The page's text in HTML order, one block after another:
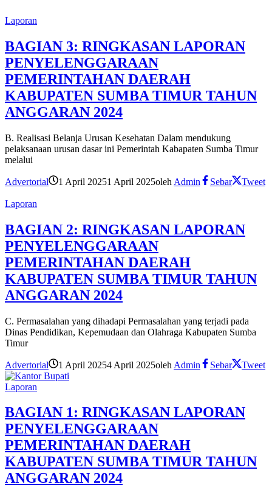
Laporan
BAGIAN 3: RINGKASAN LAPORAN
PENYELENGGARAAN
PEMERINTAHAN DAERAH
KABUPATEN SUMBA TIMUR TAHUN
ANGGARAN 2024
B. Realisasi Belanja Urusan Kesehatan Dalam mendukung
pelaksanaan urusan dasar ini Pemerintah Kabapaten Sumba Timur
melalui
Advertorial 1 April 20251 April 2025oleh Admin Sebar Tweet
Laporan
BAGIAN 2: RINGKASAN LAPORAN
PENYELENGGARAAN
PEMERINTAHAN DAERAH
KABUPATEN SUMBA TIMUR TAHUN
ANGGARAN 2024
C. Permasalahan yang dihadapi Permasalahan yang terjadi pada
Dinas Pendidikan, Kepemudaan dan Olahraga Kabupaten Sumba
Timur
Advertorial 1 April 20254 April 2025oleh Admin Sebar Tweet
Laporan
BAGIAN 1: RINGKASAN LAPORAN
PENYELENGGARAAN
PEMERINTAHAN DAERAH
KABUPATEN SUMBA TIMUR TAHUN
ANGGARAN 2024